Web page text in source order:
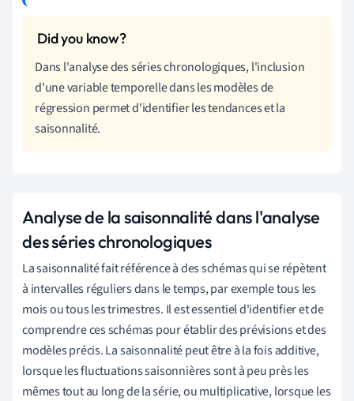
Dans l'analyse des séries chronologiques, l'inclusion
d'une variable temporelle dans les modèles de
régression permet d'identifier les tendances et la
saisonnalité.
Analyse de la saisonnalité dans l'analyse
des séries chronologiques
La saisonnalité fait référence à des schémas qui se répètent
à intervalles réguliers dans le temps, par exemple tous les
mois ou tous les trimestres. Il est essentiel d'identifier et de
comprendre ces schémas pour établir des prévisions et des
modèles précis. La saisonnalité peut être à la fois additive,
lorsque les fluctuations saisonnières sont à peu près les
mêmes tout au long de la série, ou multiplicative, lorsque les